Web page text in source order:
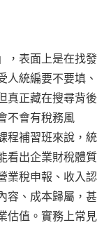
，表面上是在找發
人統編要不要填、
真正藏在搜尋背後
不會有稅務風
程補習班來說，統
看出企業財稅體質
業稅申報、收入認
容、成本歸屬，甚
估值。實務上常見